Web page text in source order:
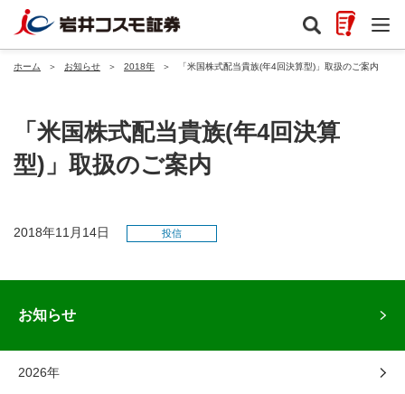
ホーム ＞ お知らせ ＞ 2018年 ＞ 「米国株式配当貴族(年4回決算型)」取扱のご案内
「米国株式配当貴族(年4回決算
型)」取扱のご案内
2018年11月14日 投信
お知らせ
2026年